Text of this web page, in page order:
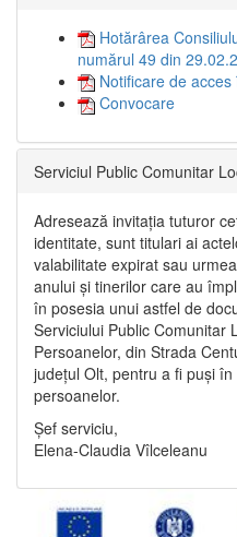
Hotărârea
numărul 49 din
Notificare de acces
Convocare
Serviciul Public Comunitar
Adresează invitația tuturor
identitate, sunt titulari ai
valabilitate expirat sau
anului și tinerilor care au
în posesia unui astfel de
Serviciului Public Comunitar
Persoanelor, din Strada
județul Olt, pentru a fi puși
persoanelor.
Șef serviciu,
Elena-Claudia Vîlceleanu